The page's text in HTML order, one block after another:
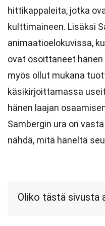
hittikappaleita, jotka
kulttimaineen. Lisäksi
animaatioelokuvissa,
ovat osoittaneet
myös ollut mukana
käsikirjoittamassa
hänen laajan
Sambergin ura on
nähdä, mitä häneltä
Oliko tästä sivusta